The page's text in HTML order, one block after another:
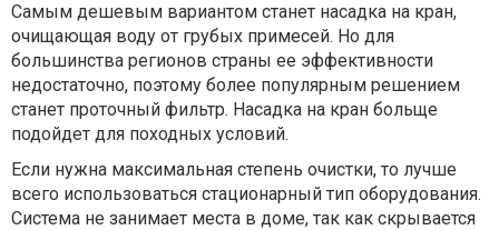
Самым дешевым вариантом станет насадка на кран,
очищающая воду от грубых примесей. Но для
большинства регионов страны ее эффективности
недостаточно, поэтому более популярным решением
станет проточный фильтр. Насадка на кран больще
подойдет для походных условий.
Если нужна максимальная степень очистки, то лучше
всего использоваться стационарный тип оборудования.
Система не занимает места в доме, так как скрывается